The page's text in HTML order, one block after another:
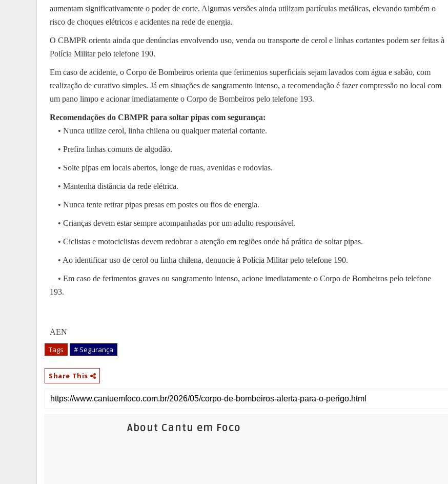
aumentam significativamente o poder de corte. Algumas versões ainda utilizam partículas metálicas, elevando também o
risco de choques elétricos e acidentes na rede de energia.
O CBMPR orienta ainda que denúncias envolvendo uso, venda ou transporte de cerol e linhas cortantes podem ser feitas à
Polícia Militar pelo telefone 190.
Em caso de acidente, o Corpo de Bombeiros orienta que ferimentos superficiais sejam lavados com água e sabão, com
realização de curativo simples. Já em situações de sangramento intenso, a recomendação é fazer compressão no local com
um pano limpo e acionar imediatamente o Corpo de Bombeiros pelo telefone 193.
Recomendações do CBMPR para soltar pipas com segurança:
• Nunca utilize cerol, linha chilena ou qualquer material cortante.
• Prefira linhas comuns de algodão.
• Solte pipas em locais abertos, longe de ruas, avenidas e rodovias.
• Mantenha distância da rede elétrica.
• Nunca tente retirar pipas presas em postes ou fios de energia.
• Crianças devem estar sempre acompanhadas por um adulto responsável.
• Ciclistas e motociclistas devem redobrar a atenção em regiões onde há prática de soltar pipas.
• Ao identificar uso de cerol ou linha chilena, denuncie à Polícia Militar pelo telefone 190.
• Em caso de ferimentos graves ou sangramento intenso, acione imediatamente o Corpo de Bombeiros pelo telefone
193.
AEN
Tags # Segurança
Share This
About Cantu em Foco